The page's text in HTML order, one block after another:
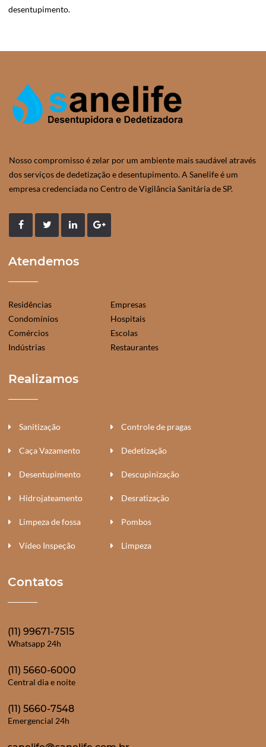
desentupimento.
Nosso compromisso é zelar por um ambiente mais saudável através
dos serviços de dedetização e desentupimento. A Sanelife é um
empresa credenciada no Centro de Vigilância Sanitária de SP.
Atendemos
Residências
Condomínios
Comércios
Indústrias
Empresas
Hospitais
Escolas
Restaurantes
Realizamos
Sanitização
Caça Vazamento
Desentupimento
Hidrojateamento
Limpeza de fossa
Vídeo Inspeção
Controle de pragas
Dedetização
Descupinização
Desratização
Pombos
Limpeza
Contatos
(11) 99671-7515
Whatsapp 24h
(11) 5660-6000
Central dia e noite
(11) 5660-7548
Emergencial 24h